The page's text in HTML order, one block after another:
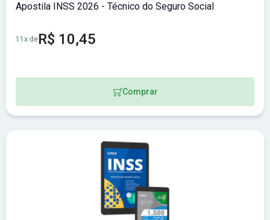
Apostila INSS 2026 - Técnico do Seguro Social
11x deR$ 10,45
Comprar